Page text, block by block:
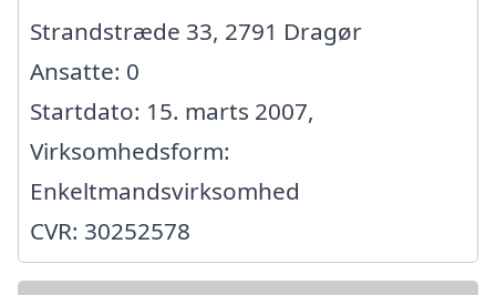
Strandstræde 33, 2791 Dragør
Ansatte: 0
Startdato: 15. marts 2007,
Virksomhedsform:
Enkeltmandsvirksomhed
CVR: 30252578